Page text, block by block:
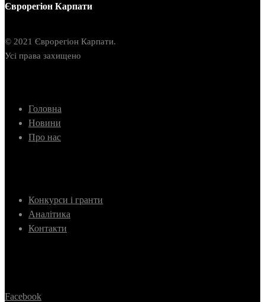
Єврорегіон Карпати
© 2021 Єврорегіон Карпати.
Усі права захищено
Головна
Новини
Про нас
Конкурси і гранти
Аналітика
Контакти
Facebook